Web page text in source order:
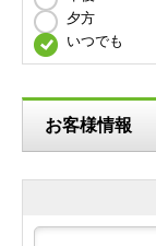
夕方
いつでも
お客様情報